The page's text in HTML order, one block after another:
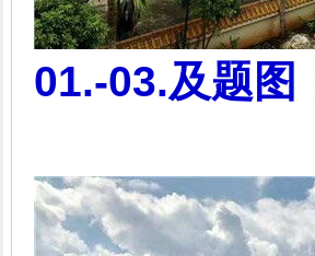
01.-03.及题图